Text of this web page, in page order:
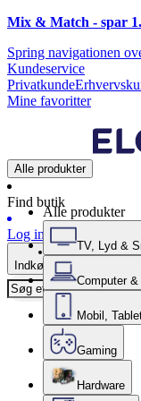
Mix & Match - spar
Spring navigationen
Kundeservice
Privatkunde
Mine favoritter
Alle produkter
Find butik
Log ind
Indkøbskurv
Alle produkter
TV, Lyd &
Computer
Mobil,
Gaming
Hardware